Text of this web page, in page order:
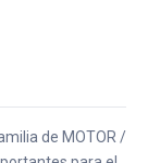
de MOTOR /